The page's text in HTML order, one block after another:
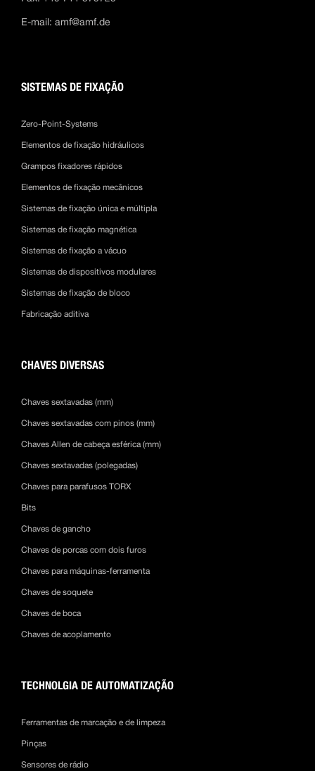
E-mail: amf@amf.de
SISTEMAS DE FIXAÇÃO
Zero-Point-Systems
Elementos de fixação hidráulicos
Grampos fixadores rápidos
Elementos de fixação mecânicos
Sistemas de fixação única e múltipla
Sistemas de fixação magnética
Sistemas de fixação a vácuo
Sistemas de dispositivos modulares
Sistemas de fixação de bloco
Fabricação aditiva
CHAVES DIVERSAS
Chaves sextavadas (mm)
Chaves sextavadas com pinos (mm)
Chaves Allen de cabeça esférica (mm)
Chaves sextavadas (polegadas)
Chaves para parafusos TORX
Bits
Chaves de gancho
Chaves de porcas com dois furos
Chaves para máquinas-ferramenta
Chaves de soquete
Chaves de boca
Chaves de acoplamento
TECHNOLGIA DE AUTOMATIZAÇÃO
Ferramentas de marcação e de limpeza
Pinças
Sensores de rádio